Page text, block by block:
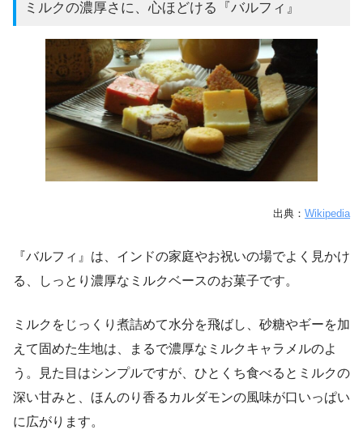
ミルクの濃厚さに、心ほどける『バルフィ』
出典： Wikipedia
『バルフィ』は、インドの家庭やお祝いの場でよく見かけ
る、しっとり濃厚なミルクベースのお菓子です。
ミルクをじっくり煮詰めて水分を飛ばし、砂糖やギーを加
えて固めた生地は、まるで濃厚なミルクキャラメルのよ
う。見た目はシンプルですが、ひとくち食べるとミルクの
深い甘みと、ほんのり香るカルダモンの風味が口いっぱい
に広がります。